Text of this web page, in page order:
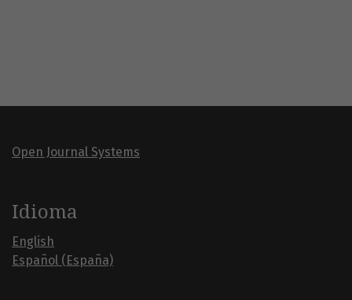
Open Journal Systems
Idioma
English
Español (España)